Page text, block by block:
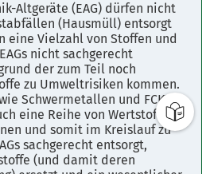
Altgeräte (EAG) dürfen nicht
(Hausmüll) entsorgt
eine Vielzahl von Stoffen und
nicht sachgerecht
der zum Teil noch
zu Umweltrisiken kommen.
Schwermetallen und FCKW
eine Reihe von Wertstoffen,
und somit im Kreislauf zu
sachgerecht entsorgt,
(und damit deren
8:00 - 16:30 Uhr